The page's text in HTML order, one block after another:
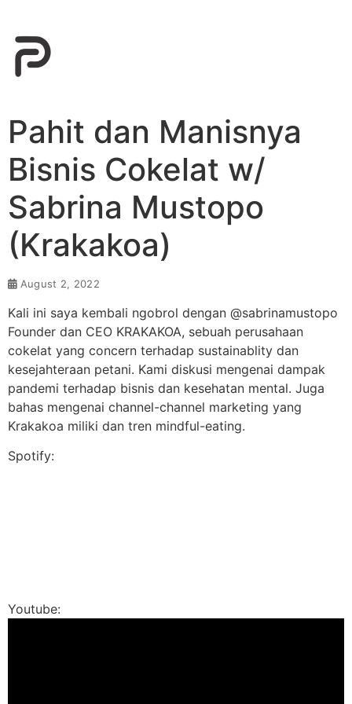
Pahit dan Manisnya
Bisnis Cokelat w/
Sabrina Mustopo
(Krakakoa)
August 2, 2022
Kali ini saya kembali ngobrol dengan @sabrinamustopo
Founder dan CEO KRAKAKOA, sebuah perusahaan
cokelat yang concern terhadap sustainablity dan
kesejahteraan petani. Kami diskusi mengenai dampak
pandemi terhadap bisnis dan kesehatan mental. Juga
bahas mengenai channel-channel marketing yang
Krakakoa miliki dan tren mindful-eating.
Spotify:
Youtube: